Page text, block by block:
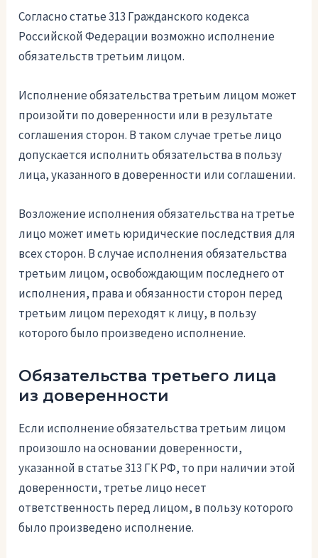
Согласно статье 313 Гражданского кодекса
Российской Федерации возможно исполнение
обязательств третьим лицом.
Исполнение обязательства третьим лицом может
произойти по доверенности или в результате
соглашения сторон. В таком случае третье лицо
допускается исполнить обязательства в пользу
лица, указанного в доверенности или соглашении.
Возложение исполнения обязательства на третье
лицо может иметь юридические последствия для
всех сторон. В случае исполнения обязательства
третьим лицом, освобождающим последнего от
исполнения, права и обязанности сторон перед
третьим лицом переходят к лицу, в пользу
которого было произведено исполнение.
Обязательства третьего лица
из доверенности
Если исполнение обязательства третьим лицом
произошло на основании доверенности,
указанной в статье 313 ГК РФ, то при наличии этой
доверенности, третье лицо несет
ответственность перед лицом, в пользу которого
было произведено исполнение.